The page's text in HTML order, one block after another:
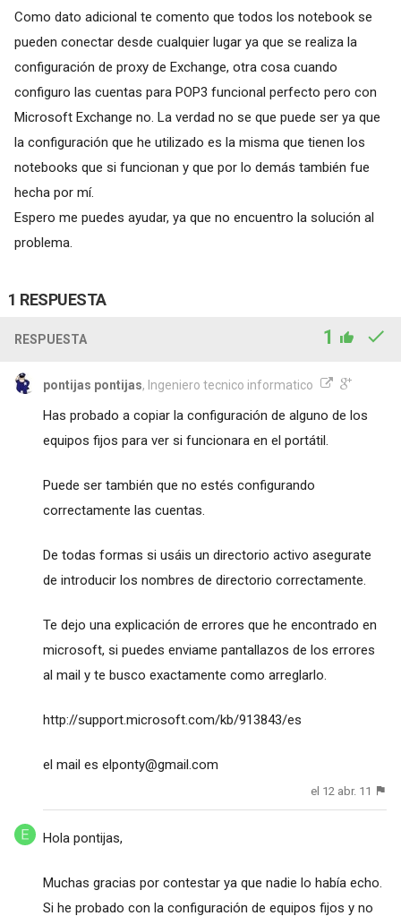
Como dato adicional te comento que todos los notebook se
pueden conectar desde cualquier lugar ya que se realiza la
configuración de proxy de Exchange, otra cosa cuando
configuro las cuentas para POP3 funcional perfecto pero con
Microsoft Exchange no. La verdad no se que puede ser ya que
la configuración que he utilizado es la misma que tienen los
notebooks que si funcionan y que por lo demás también fue
hecha por mí.
Espero me puedes ayudar, ya que no encuentro la solución al
problema.
1 RESPUESTA
RESPUESTA 1
pontijas pontijas, Ingeniero tecnico informatico
Has probado a copiar la configuración de alguno de los
equipos fijos para ver si funcionara en el portátil.
Puede ser también que no estés configurando
correctamente las cuentas.
De todas formas si usáis un directorio activo asegurate
de introducir los nombres de directorio correctamente.
Te dejo una explicación de errores que he encontrado en
microsoft, si puedes enviame pantallazos de los errores
al mail y te busco exactamente como arreglarlo.
http://support.microsoft.com/kb/913843/es
el mail es elponty@gmail.com
el 12 abr. 11
Hola pontijas,
Muchas gracias por contestar ya que nadie lo había echo.
Si he probado con la configuración de equipos fijos y no